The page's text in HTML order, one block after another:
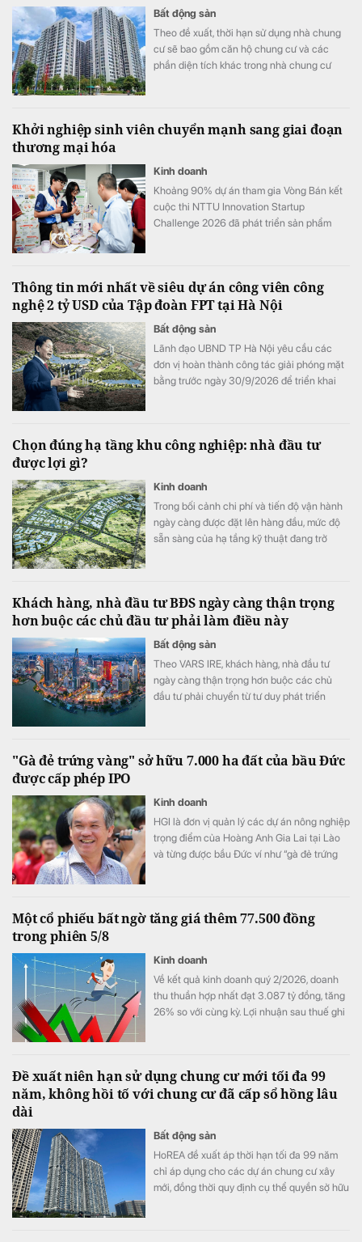
Bất động sản
Theo đề xuất, thời hạn sử dụng nhà chung
cư sẽ bao gồm căn hộ chung cư và các
phần diện tích khác trong nhà chung cư
Khởi nghiệp sinh viên chuyển mạnh sang giai đoạn
thương mại hóa
Kinh doanh
Khoảng 90% dự án tham gia Vòng Bán kết
cuộc thi NTTU Innovation Startup
Challenge 2026 đã phát triển sản phẩm
Thông tin mới nhất về siêu dự án công viên công
nghệ 2 tỷ USD của Tập đoàn FPT tại Hà Nội
Bất động sản
Lãnh đạo UBND TP Hà Nội yêu cầu các
đơn vị hoàn thành công tác giải phóng mặt
bằng trước ngày 30/9/2026 để triển khai
Chọn đúng hạ tầng khu công nghiệp: nhà đầu tư
được lợi gì?
Kinh doanh
Trong bối cảnh chi phí và tiến độ vận hành
ngày càng được đặt lên hàng đầu, mức độ
sẵn sàng của hạ tầng kỹ thuật đang trở
Khách hàng, nhà đầu tư BĐS ngày càng thận trọng
hơn buộc các chủ đầu tư phải làm điều này
Bất động sản
Theo VARS IRE, khách hàng, nhà đầu tư
ngày càng thận trọng hơn buộc các chủ
đầu tư phải chuyển từ tư duy phát triển
"Gà đẻ trứng vàng" sở hữu 7.000 ha đất của bầu Đức
được cấp phép IPO
Kinh doanh
HGI là đơn vị quản lý các dự án nông nghiệp
trọng điểm của Hoàng Anh Gia Lai tại Lào
và từng được bầu Đức ví như “gà đẻ trứng
Một cổ phiếu bất ngờ tăng giá thêm 77.500 đồng
trong phiên 5/8
Kinh doanh
Về kết quả kinh doanh quý 2/2026, doanh
thu thuần hợp nhất đạt 3.087 tỷ đồng, tăng
26% so với cùng kỳ. Lợi nhuận sau thuế ghi
Đề xuất niên hạn sử dụng chung cư mới tối đa 99
năm, không hồi tố với chung cư đã cấp sổ hồng lâu
dài
Bất động sản
HoREA đề xuất áp thời hạn tối đa 99 năm
chỉ áp dụng cho các dự án chung cư xây
mới, đồng thời quy định cụ thể quyền sở hữu